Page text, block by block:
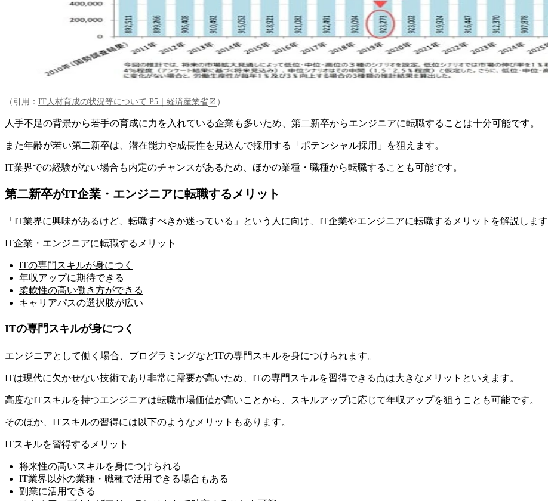
（引用： IT人材育成の状況等について P5｜経済産業省 ）
人手不足の背景から若手の育成に力を入れている企業も多いため、第二新卒からエンジニアに転職することは十分可能です。
また年齢が若い第二新卒は、潜在能力や成長性を見込んで採用する「ポテンシャル採用」を狙えます。
IT業界での経験がない場合も内定のチャンスがあるため、ほかの業種・職種から転職することも可能です。
第二新卒がIT企業・エンジニアに転職するメリット
「IT業界に興味があるけど、転職すべきか迷っている」という人に向け、IT企業やエンジニアに転職するメリットを解説します
IT企業・エンジニアに転職するメリット
ITの専門スキルが身につく
年収アップに期待できる
柔軟性の高い働き方ができる
キャリアパスの選択肢が広い
ITの専門スキルが身につく
エンジニアとして働く場合、プログラミングなどITの専門スキルを身につけられます。
ITは現代に欠かせない技術であり非常に需要が高いため、ITの専門スキルを習得できる点は大きなメリットといえます。
高度なITスキルを持つエンジニアは転職市場価値が高いことから、スキルアップに応じて年収アップを狙うことも可能です。
そのほか、ITスキルの習得には以下のようなメリットもあります。
ITスキルを習得するメリット
将来性の高いスキルを身につけられる
IT業界以外の業種・職種で活用できる場合もある
副業に活用できる